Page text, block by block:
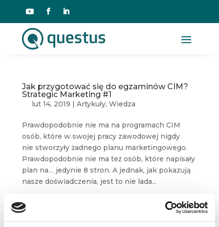
Jak przygotować się do egzaminów CIM?
Strategic Marketing #1
lut 14, 2019 | Artykuły, Wiedza
Prawdopodobnie nie ma na programach CIM
osób, które w swojej pracy zawodowej nigdy
nie stworzyły żadnego planu marketingowego.
Prawdopodobnie nie ma też osób, które napisały
plan na… jedynie 8 stron. A jednak, jak pokazują
nasze doświadczenia, jest to nie lada...